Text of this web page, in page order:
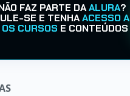
FAZ PARTE DAALURA?
SE E TENHAACESSO A
CURSOS E CONTEÚDOS